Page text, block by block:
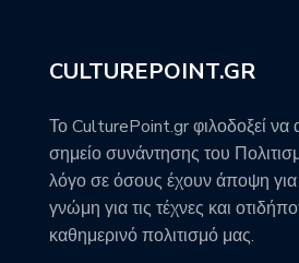
CULTUREPOINT.GR
Το CulturePoint.gr φιλοδοξεί να
σημείο συνάντησης του
λόγο σε όσους έχουν άποψη
γνώμη για τις τέχνες και
καθημερινό πολιτισμό μας.